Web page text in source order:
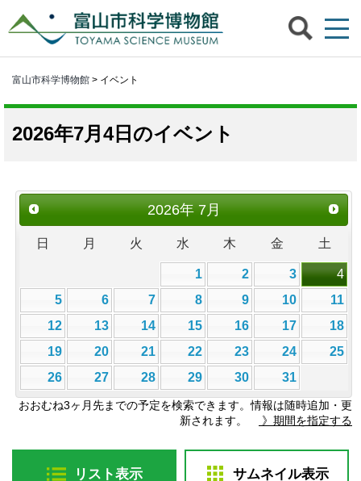
富山市科学博物館 > イベント
2026年7月4日のイベント
2026年7月
日 月 火 水 木 金 土
1 2 3
4
5
6 7 8 9 10
11
12
13 14 15 16 17
18
19
20 21 22 23 24
25
26
27 28 29 30 31
おおむね3ヶ月先までの予定を検索できます。情報は随時追加・更
新されます。
》期間を指定する
リスト表示 サムネイル表示